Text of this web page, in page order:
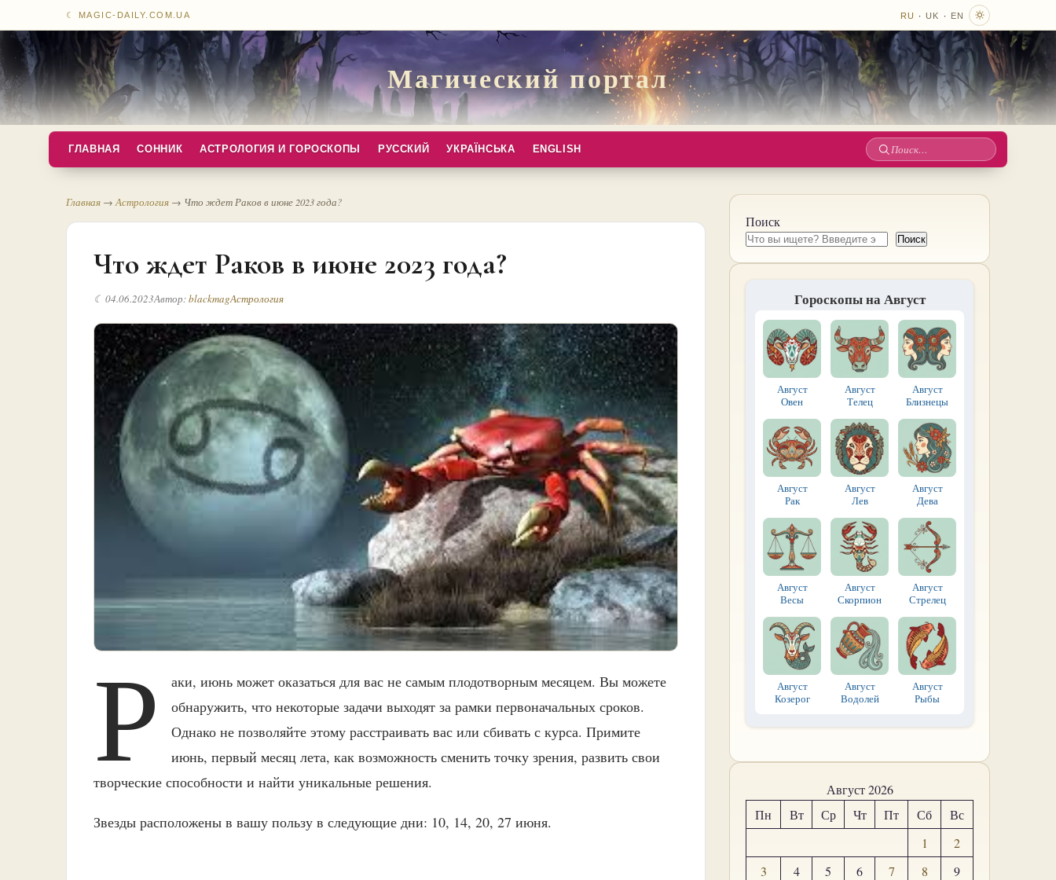
☾ MAGIC-DAILY.COM.UA RU · UK · EN
Магический портал
ГЛАВНАЯ СОННИК АСТРОЛОГИЯ И ГОРОСКОПЫ РУССКИЙ УКРАЇНСЬКА ENGLISH
Поиск
Главная → Астрология → Что ждет Раков в июне 2023 года?
Что ждет Раков в июне 2023 года?
☾ 04.06.2023Автор:blackmagАстрология
Р
аки, июнь может оказаться для вас не самым плодотворным месяцем. Вы можете
обнаружить, что некоторые задачи выходят за рамки первоначальных сроков.
Однако не позволяйте этому расстраивать вас или сбивать с курса. Примите
июнь, первый месяц лета, как возможность сменить точку зрения, развить свои
творческие способности и найти уникальные решения.
Звезды расположены в вашу пользу в следующие дни: 10, 14, 20, 27 июня.
Поиск
Поиск
Гороскопы на Август
Август
Овен
Август
Телец
Август
Близнецы
Август
Рак
Август
Лев
Август
Дева
Август
Весы
Август
Скорпион
Август
Стрелец
Август
Козерог
Август
Водолей
Август
Рыбы
Август 2026
Пн
Вт Ср Чт Пт Сб
Вс
1
2
3
4 5 6 7 8
9